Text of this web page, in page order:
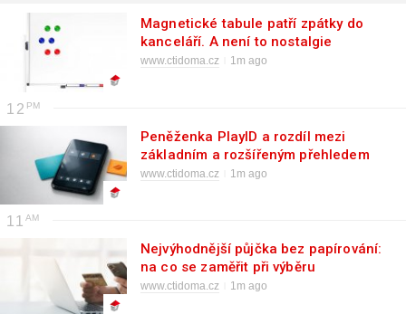
Magnetické tabule patří zpátky do
kanceláří. A není to nostalgie
www.ctidoma.cz 1m ago
12
Peněženka PlayID a rozdíl mezi
základním a rozšířeným přehledem
www.ctidoma.cz 1m ago
11
Nejvýhodnější půjčka bez papírování:
na co se zaměřit při výběru
www.ctidoma.cz 1m ago